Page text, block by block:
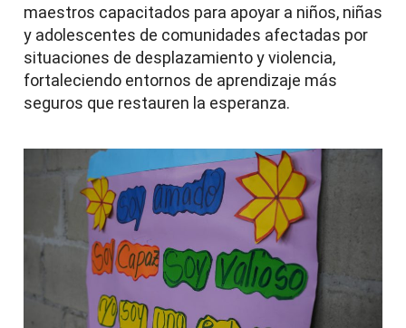
maestros capacitados para apoyar a niños, niñas
y adolescentes de comunidades afectadas por
situaciones de desplazamiento y violencia,
fortaleciendo entornos de aprendizaje más
seguros que restauren la esperanza.